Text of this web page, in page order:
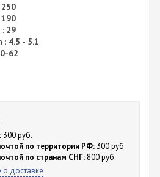
29
: 4.5 - 5.1
62
300 руб.
по территории РФ: 300 руб
по странам СНГ: 800 руб.
доставке